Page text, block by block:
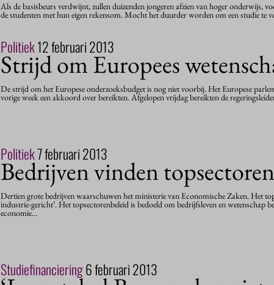
Als de basisbeurs verdwijnt, zullen duizenden jongeren afzien van hoger onderwijs,
de studenten met hun eigen rekensom. Mocht het duurder worden om een studie te
Politiek12 februari 2013
Strijd om Europees
De strijd om het Europese onderzoeksbudget is nog niet voorbij. Het Europese
vorige week een akkoord over bereikten. Afgelopen vrijdag bereikten de
Politiek7 februari 2013
Bedrijven vinden
Dertien grote bedrijven waarschuwen het ministerie van Economische Zaken. Het
industrie-gericht’. Het topsectorenbeleid is bedoeld om bedrijfsleven en wetenschap
economie…
Studiefinanciering6 februari 2013